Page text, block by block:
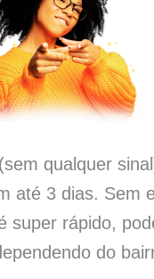
qualquer
até 3 dias. Sem
super rápido,
do